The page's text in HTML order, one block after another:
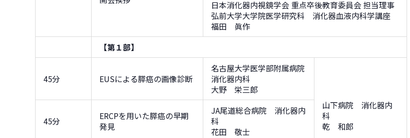
日本消化器内視鏡学会 重点卒後教育委員会 担当理事
弘前大学大学院医学研究科 消化器血液内科学講座
福田 眞作
【第１部】
45分 EUSによる膵癌の画像診断
名古屋大学医学部附属病院
消化器内科
大野 栄三郎
山下病院 消化器内
科
乾 和郎
45分
ERCPを用いた膵癌の早期
発見
JA尾道総合病院 消化器内
科
花田 敬士